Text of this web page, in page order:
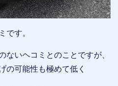
です。
ないヘコミとのことですが、
の可能性も極めて低く